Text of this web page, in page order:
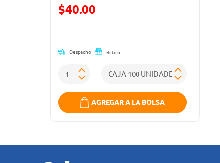
Precio reducido de
$40.00
Despacho Retiro
AGREGAR A LA BOLSA